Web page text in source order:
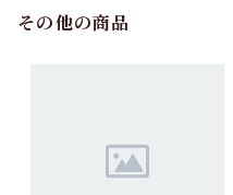
その他の商品